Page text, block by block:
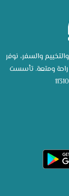
والسفر، نوفر
راحة ومتعة. تأسست